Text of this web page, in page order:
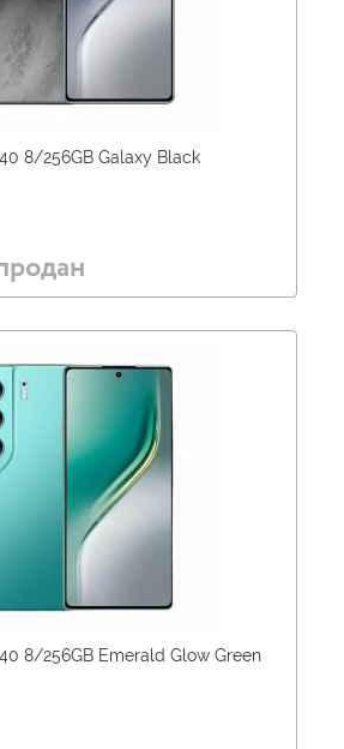
8/256GB Galaxy Black
8/256GB Emerald Glow Green